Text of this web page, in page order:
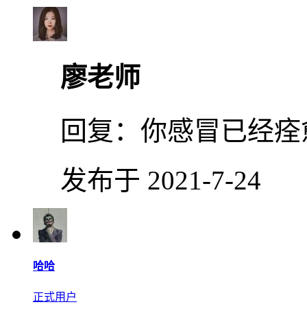
廖老师
回复： 你感冒已经
发布于 2021-7-24
哈哈
正式用户